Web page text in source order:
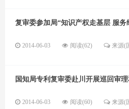
复审委参加局“知识产权走基层 服
2014-06-03 阅读(62) 来源(
国知局专利复审委赴川开展巡回审
2014-06-03 阅读(60) 来源(